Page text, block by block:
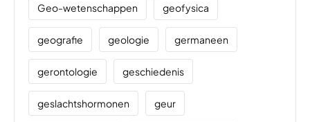
Geo-wetenschappen geofysica
geografie geologie germaneen
gerontologie geschiedenis
geslachtshormonen geur